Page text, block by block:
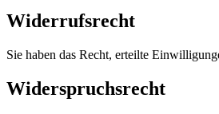
Widerrufsrecht
Sie haben das Recht, erteilte
Widerspruchsrecht